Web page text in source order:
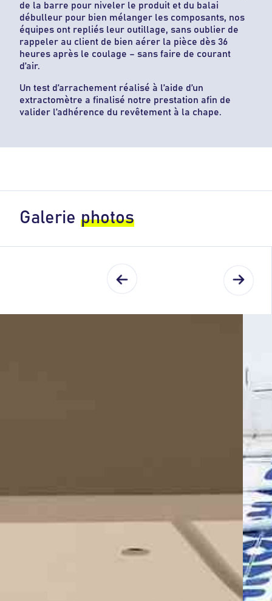
de la barre pour niveler le produit et du balai
débulleur pour bien mélanger les composants, nos
équipes ont repliés leur outillage, sans oublier de
rappeler au client de bien aérer la pièce dès 36
heures après le coulage – sans faire de courant
d’air.
Un test d’arrachement réalisé à l’aide d’un
extractomètre a finalisé notre prestation afin de
valider l’adhérence du revêtement à la chape.
Galerie photos